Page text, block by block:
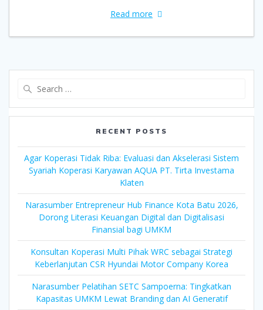
Read more
RECENT POSTS
Agar Koperasi Tidak Riba: Evaluasi dan Akselerasi Sistem
Syariah Koperasi Karyawan AQUA PT. Tirta Investama
Klaten
Narasumber Entrepreneur Hub Finance Kota Batu 2026,
Dorong Literasi Keuangan Digital dan Digitalisasi
Finansial bagi UMKM
Konsultan Koperasi Multi Pihak WRC sebagai Strategi
Keberlanjutan CSR Hyundai Motor Company Korea
Narasumber Pelatihan SETC Sampoerna: Tingkatkan
Kapasitas UMKM Lewat Branding dan AI Generatif